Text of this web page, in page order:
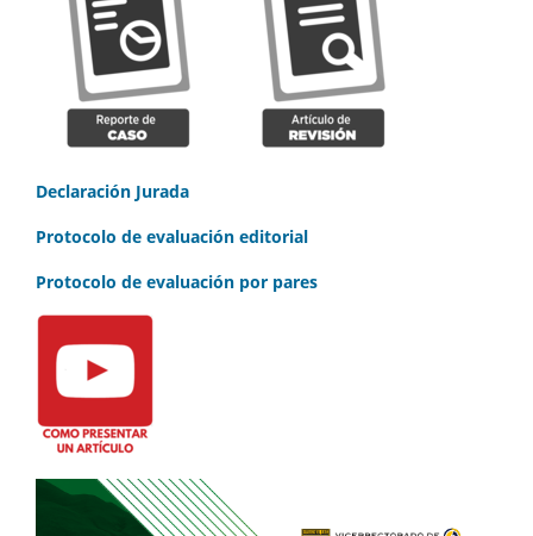
Declaración Jurada
Protocolo de evaluación editorial
Protocolo de evaluación por pares